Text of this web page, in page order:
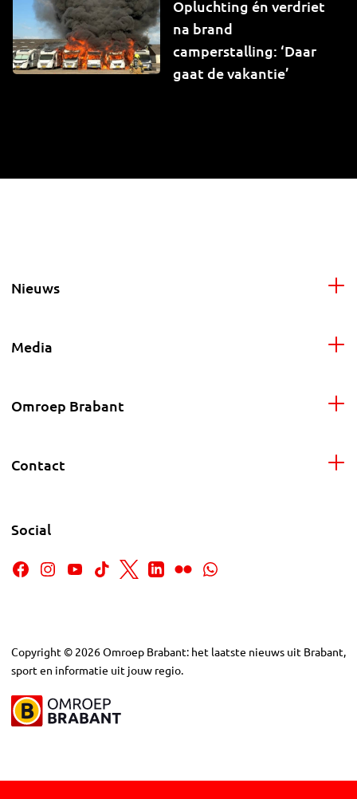
Opluchting én verdriet
na brand
camperstalling: ‘Daar
gaat de vakantie’
Nieuws
Media
Omroep Brabant
Contact
Social
Copyright © 2026Omroep Brabant: het laatste nieuws uit Brabant,
sport en informatie uit jouw regio.